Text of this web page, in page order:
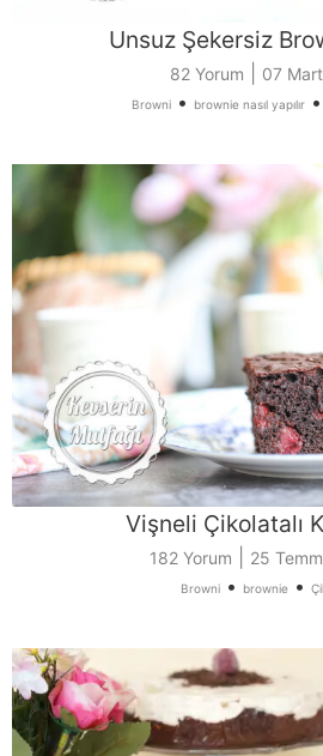
Unsuz Şekersiz
82 Yorum 07
Browni• brownie nasıl yapılır•
Vişneli Çikolatalı
182 Yorum 25
Browni• brownie•